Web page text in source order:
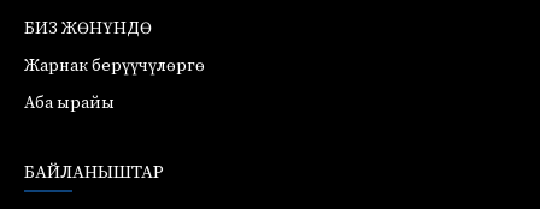
БИЗ ЖӨНҮНДӨ
Жарнак берүүчүлөргө
Аба ырайы
БАЙЛАНЫШТАР